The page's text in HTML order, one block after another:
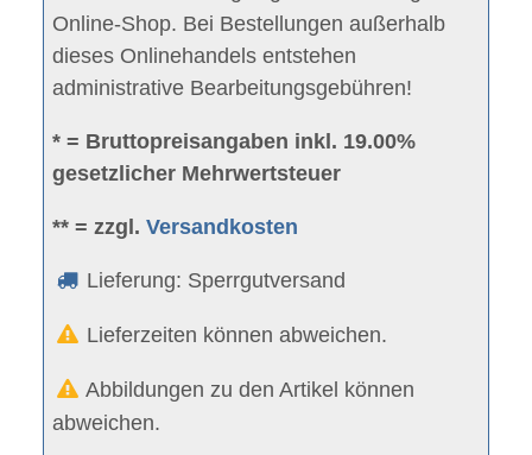
Online-Shop. Bei Bestellungen außerhalb
dieses Onlinehandels entstehen
administrative Bearbeitungsgebühren!
* = Bruttopreisangaben inkl. 19.00%
gesetzlicher Mehrwertsteuer
** = zzgl.Versandkosten
Lieferung: Sperrgutversand
Lieferzeiten können abweichen.
Abbildungen zu den Artikel können
abweichen.